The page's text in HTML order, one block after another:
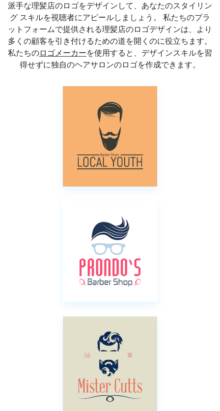
派手な理髪店のロゴをデザインして、あなたのスタイリン
グ スキルを視聴者にアピールしましょう。 私たちのプラ
ットフォームで提供される理髪店のロゴデザインは、より
多くの顧客を引き付けるための道を開くのに役立ちます。
私たちのロゴメーカーを使用すると、デザインスキルを習
得せずに独自のヘアサロンのロゴを作成できます。